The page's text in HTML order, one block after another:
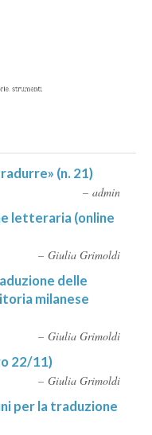
(n. 21)
admin
letteraria (online
Giulia Grimoldi
delle
milanese
Giulia Grimoldi
22/11)
Giulia Grimoldi
per la traduzione